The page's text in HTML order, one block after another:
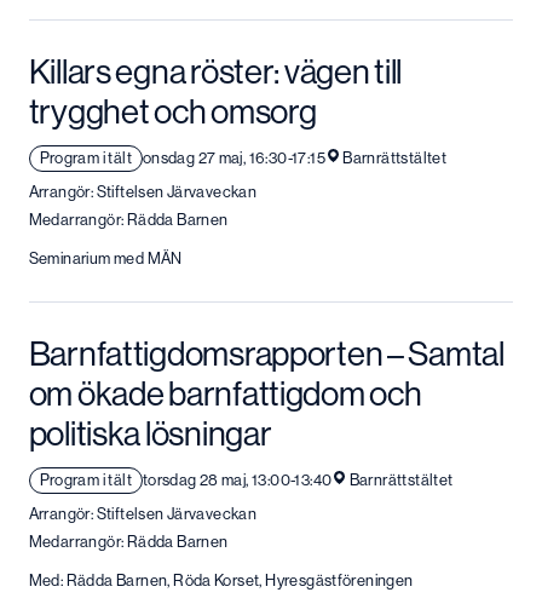
Killars egna röster: vägen till
trygghet och omsorg
Program i tält onsdag 27 maj, 16:30-17:15
Barnrättstältet
Arrangör: Stiftelsen Järvaveckan
Medarrangör: Rädda Barnen
Seminarium med MÄN
Barnfattigdomsrapporten – Samtal
om ökade barnfattigdom och
politiska lösningar
Program i tält torsdag 28 maj, 13:00-13:40
Barnrättstältet
Arrangör: Stiftelsen Järvaveckan
Medarrangör: Rädda Barnen
Med: Rädda Barnen, Röda Korset, Hyresgästföreningen